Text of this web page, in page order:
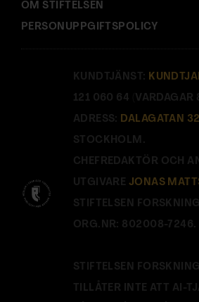
OM STIFTELSEN
PERSONUPPGIFTSPOLICY
KUNDTJÄNST:
121 060 64 (VARDAGAR
ADRESS: DALAGATAN 32
STOCKHOLM.
CHEFREDAKTÖR OCH
UTGIVARE JONAS
STIFTELSEN
ORG.NR: 802008-7246.
STIFTELSEN
TILLÅTER INTE ATT AI-